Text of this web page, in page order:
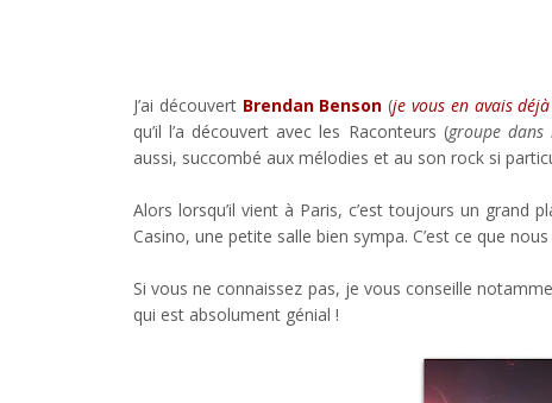
J’ai découvert Brendan Benson (je vous en avais
qu’il l’a découvert avec les Raconteurs (groupe dans
aussi, succombé aux mélodies et au son rock si
Alors lorsqu’il vient à Paris, c’est toujours un grand
Casino, une petite salle bien sympa. C’est ce que
Si vous ne connaissez pas, je vous conseille
qui est absolument génial !